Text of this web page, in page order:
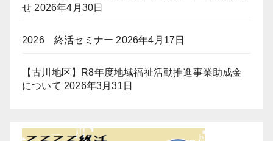
せ 2026年4月30日
2026 終活セミナー 2026年4月17日
【古川地区】R8年度地域福祉活動推進事業助成金
について 2026年3月31日